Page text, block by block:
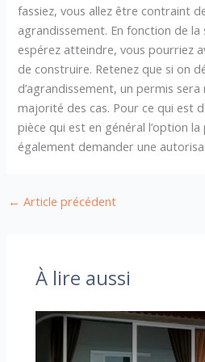
fassiez, vous allez être contraint
agrandissement. En fonction de
espérez atteindre, vous pourriez
de construire. Retenez que si on
d’agrandissement, un permis sera
majorité des cas. Pour ce qui est
pièce qui est en général l’option
également demander une
← Article précédent
À lire aussi